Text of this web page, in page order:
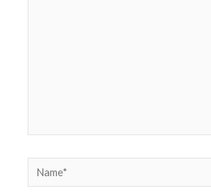
Name*